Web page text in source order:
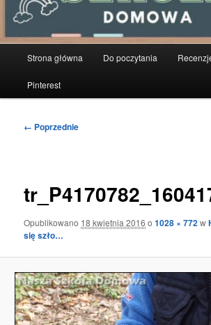
Strona główna Do poczytania
Pinterest
Nawigacja
← Poprzednie
Opublikowano 18 kwietnia 2016 o1028 × 772w
się szło…